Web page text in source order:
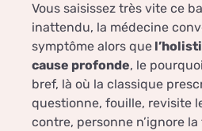
Vous saisissez très vite ce
inattendu, la médecine
symptôme alors que
cause profonde, le
bref, là où la classique
questionne, fouille, revisite
contre, personne n’ignore